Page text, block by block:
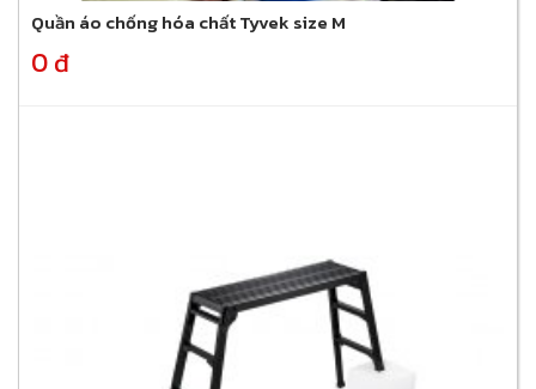
Quần áo chống hóa chất Tyvek size M
0 đ